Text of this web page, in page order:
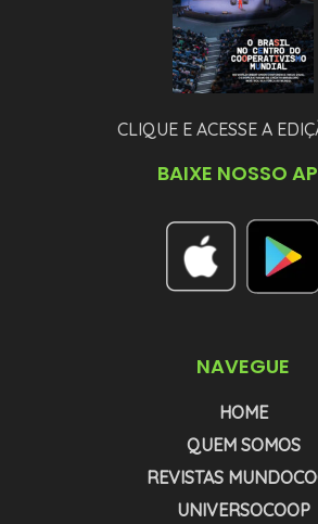
CLIQUE E ACESSE A
BAIXE NOSSO
NAVEGUE
HOME
QUEM SOMOS
REVISTAS
UNIVERSOCOOP